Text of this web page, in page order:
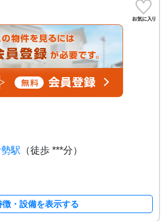
駅 （徒歩 ***分）
徴・設備を表示する